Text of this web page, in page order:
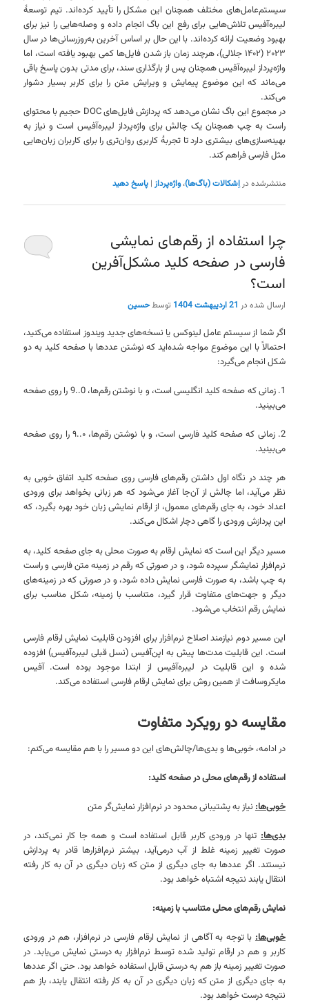
سیستم‌عامل‌های مختلف همچنان این مشکل را تأیید کرده‌اند. تیم توسعهٔ
لیبره‌آفیس تلاش‌هایی برای رفع این باگ انجام داده و وصله‌هایی را نیز برای
بهبود وضعیت ارائه کرده‌اند. با این حال بر اساس آخرین به‌روزرسانی‌ها در سال
۲۰۲۳ (۱۴۰۲ جلالی)، هرچند زمان باز شدن فایل‌ها کمی بهبود یافته است، اما
واژه‌پرداز لیبره‌آفیس همچنان پس از بارگذاری سند، برای مدتی بدون پاسخ باقی
می‌ماند که این موضوع پیمایش و ویرایش متن را برای کاربر بسیار دشوار
می‌کند.
در مجموع این باگ نشان می‌دهد که پردازش فایل‌های DOC حجیم با محتوای
راست به چپ همچنان یک چالش برای واژه‌پرداز لیبره‌آفیس است و نیاز به
بهینه‌سازی‌های بیشتری دارد تا تجربهٔ کاربری روان‌تری را برای کاربران زبان‌هایی
مثل فارسی فراهم کند.
منتشرشده در اِشکالات (باگ‌ها)،واژه‌پرداز |پاسخ دهید
چرا استفاده از رقم‌های نمایشی
فارسی در صفحه کلید مشکل‌آفرین
است؟
ارسال شده در 21 اردیبهشت 1404 توسطحسین
اگر شما از سیستم عامل لینوکس یا نسخه‌های جدید ویندوز استفاده می‌کنید،
احتمالاً با این موضوع مواجه شده‌اید که نوشتن عددها با صفحه کلید به دو
شکل انجام می‌گیرد:
1. زمانی که صفحه کلید انگلیسی است، و با نوشتن رقم‌ها، 0..9 را روی صفحه
می‌بینید.
2. زمانی که صفحه کلید فارسی است، و با نوشتن رقم‌ها، ۰..۹ را روی صفحه
می‌بینید.
هر چند در نگاه اول داشتن رقم‌های فارسی روی صفحه کلید اتفاق خوبی به
نظر می‌آید، اما چالش از آن‌جا آغاز می‌شود که هر زبانی بخواهد برای ورودی
اعداد خود، به جای رقم‌های معمول، از ارقام نمایشی زبان خود بهره بگیرد، که
این پردازش ورودی را گاهی دچار اشکال می‌کند.
مسیر دیگر این است که نمایش ارقام به صورت محلی به جای صفحه کلید، به
نرم‌افزار نمایشگر سپرده شود، و در صورتی که رقم در زمینه متن فارسی و راست
به چپ باشد، به صورت فارسی نمایش داده شود، و در صورتی که در زمینه‌های
دیگر و جهت‌های متفاوت قرار گیرد، متناسب با زمینه، شکل مناسب برای
نمایش رقم انتخاب می‌شود.
این مسیر دوم نیازمند اصلاح نرم‌افزار برای افزودن قابلیت نمایش ارقام فارسی
است. این قابلیت مدت‌ها پیش به اپن‌آفیس (نسل قبلی لیبره‌آفیس) افزوده
شده و این قابلیت در لیبره‌آفیس از ابتدا موجود بوده است. آفیس
مایکروسافت از همین روش برای نمایش ارقام فارسی استفاده می‌کند.
مقایسه دو رویکرد متفاوت
در ادامه، خوبی‌ها و بدی‌ها/چالش‌های این دو مسیر را با هم مقایسه می‌کنم:
استفاده از رقم‌های محلی در صفحه کلید:
خوبی‌ها: نیاز به پشتیبانی محدود در نرم‌افزار نمایش‌گر متن
بدی‌ها: تنها در ورودی کاربر قابل استفاده است و همه جا کار نمی‌کند، در
صورت تغییر زمینه غلط از آب درمی‌آید، بیشتر نرم‌افزارها قادر به پردازش
نیستند. اگر عددها به جای دیگری از متن که زبان دیگری در آن به کار رفته
انتقال یابند نتیجه اشتباه خواهد بود.
نمایش رقم‌های محلی متناسب با زمینه:
خوبی‌ها: با توجه به آگاهی از نمایش ارقام فارسی در نرم‌افزار، هم در ورودی
کاربر و هم در ارقام تولید شده توسط نرم‌افزار به درستی نمایش می‌یابد. در
صورت تغییر زمینه باز هم به درستی قابل استفاده خواهد بود. حتی اگر عددها
به جای دیگری از متن که زبان دیگری در آن به کار رفته انتقال یابند، باز هم
نتیجه درست خواهد بود.